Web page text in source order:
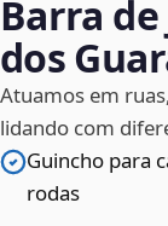
Barra de
dos
Atuamos em
lidando com
Guincho para
rodas